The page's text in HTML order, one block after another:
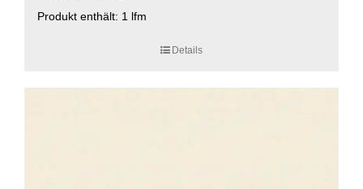
Produkt enthält: 1 lfm
Details